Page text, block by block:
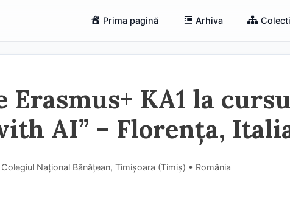
Prima pagină Arhiva
Erasmus+ KA1 la
AI” – Florența,
Colegiul Național Bănățean, Timișoara (Timiş) • România